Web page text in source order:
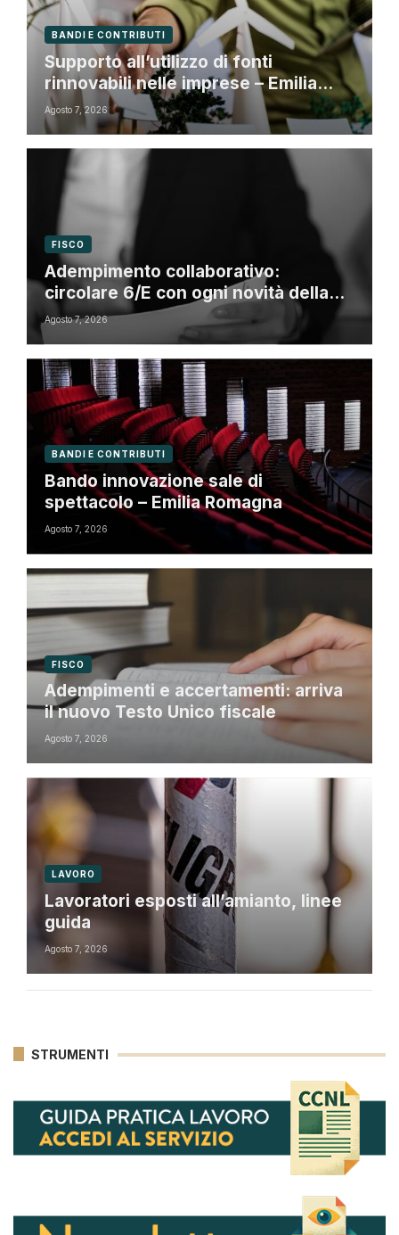
BANDI E CONTRIBUTI
Supporto all’utilizzo di fonti
rinnovabili nelle imprese – Emilia
Romagna
Agosto 7, 2026
FISCO
Adempimento collaborativo:
circolare 6/E con ogni novità della
riforma fiscale
Agosto 7, 2026
BANDI E CONTRIBUTI
Bando innovazione sale di
spettacolo – Emilia Romagna
Agosto 7, 2026
FISCO
Adempimenti e accertamenti: arriva
il nuovo Testo Unico fiscale
Agosto 7, 2026
LAVORO
Lavoratori esposti all’amianto, linee
guida
Agosto 7, 2026
STRUMENTI